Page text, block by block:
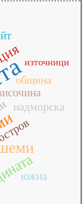
надморска
южна
община
източници